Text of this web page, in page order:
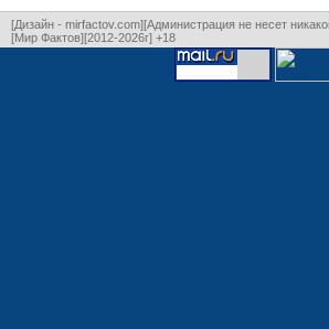
[Дизайн - mirfactov.com][Администрация не несет
[Мир Фактов][2012-2026г] +18